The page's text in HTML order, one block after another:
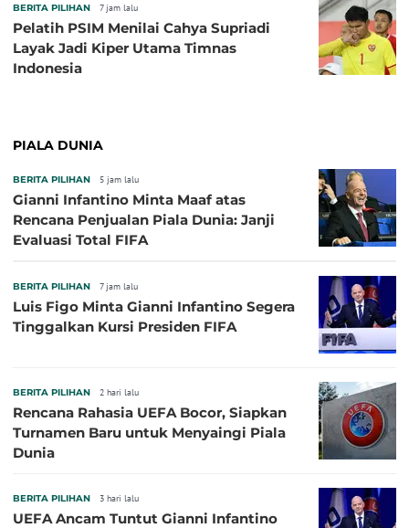
BERITA PILIHAN 7 jam lalu
Pelatih PSIM Menilai Cahya Supriadi
Layak Jadi Kiper Utama Timnas
Indonesia
PIALA DUNIA
BERITA PILIHAN 5 jam lalu
Gianni Infantino Minta Maaf atas
Rencana Penjualan Piala Dunia: Janji
Evaluasi Total FIFA
BERITA PILIHAN 7 jam lalu
Luis Figo Minta Gianni Infantino Segera
Tinggalkan Kursi Presiden FIFA
BERITA PILIHAN 2 hari lalu
Rencana Rahasia UEFA Bocor, Siapkan
Turnamen Baru untuk Menyaingi Piala
Dunia
BERITA PILIHAN 3 hari lalu
UEFA Ancam Tuntut Gianni Infantino